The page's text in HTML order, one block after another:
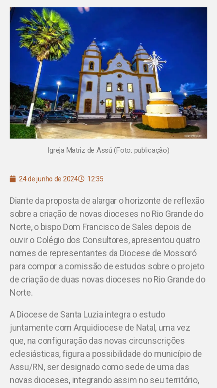
Igreja Matriz de Assú (Foto: publicação)
24 de junho de 2024 12:35
Diante da proposta de alargar o horizonte de reflexão
sobre a criação de novas dioceses no Rio Grande do
Norte, o bispo Dom Francisco de Sales depois de
ouvir o Colégio dos Consultores, apresentou quatro
nomes de representantes da Diocese de Mossoró
para compor a comissão de estudos sobre o projeto
de criação de duas novas dioceses no Rio Grande do
Norte.
A Diocese de Santa Luzia integra o estudo
juntamente com Arquidiocese de Natal, uma vez
que, na configuração das novas circunscrições
eclesiásticas, figura a possibilidade do município de
Assu/RN, ser designado como sede de uma das
novas dioceses, integrando assim no seu território,